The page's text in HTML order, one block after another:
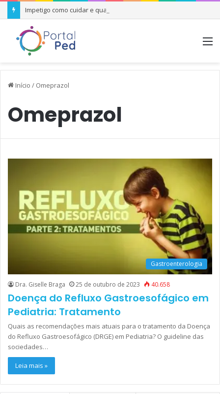
Impetigo como cuidar e quando se preocupar
Início / Omeprazol
Omeprazol
Gastroenterologia
Dra. Giselle Braga 25 de outubro de 2023 40.658
Doença do Refluxo Gastroesofágico em
Pediatria: Tratamento
Quais as recomendações mais atuais para o tratamento da Doença
do Refluxo Gastroesofágico (DRGE) em Pediatria? O guideline das
sociedades…
Leia mais »